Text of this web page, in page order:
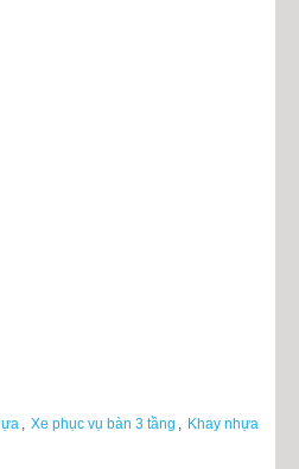
, Xe phục vụ bàn 3 tầng , Khay nhựa